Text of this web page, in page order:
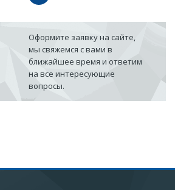
Оформите заявку на сайте,
мы свяжемся с вами в
ближайшее время и ответим
на все интересующие
вопросы.